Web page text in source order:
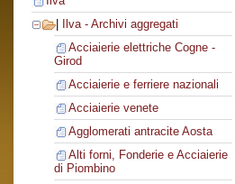
Ilva - Archivi aggregati
Acciaierie elettriche Cogne -
Girod
Acciaierie e ferriere nazionali
Acciaierie venete
Agglomerati antracite Aosta
Alti forni, Fonderie e Acciaierie
di Piombino